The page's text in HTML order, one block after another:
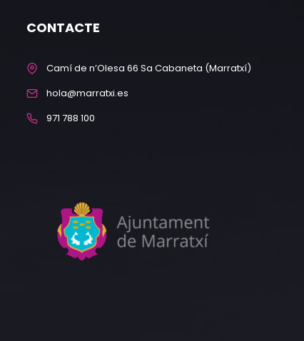
CONTACTE
Camí de n’Olesa 66 Sa Cabaneta (Marratxí)
hola@marratxi.es
971 788 100